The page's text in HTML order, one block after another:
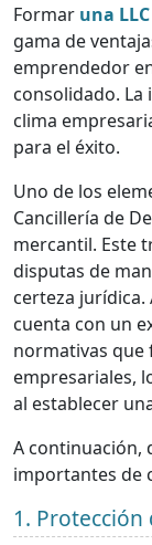
Formar una
gama de
emprendedor
consolidado.
clima
para el éxito.
Uno de los
Cancillería de
mercantil. Este
disputas de
certeza jurídica.
cuenta con un
normativas que
empresariales,
al establecer
A continuación,
importantes de
1. Protección